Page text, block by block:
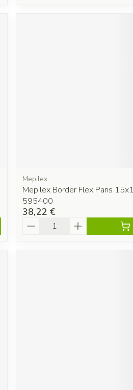
Mepilex
Mepilex Border Flex Pans
595400
38,22 €
Quantité